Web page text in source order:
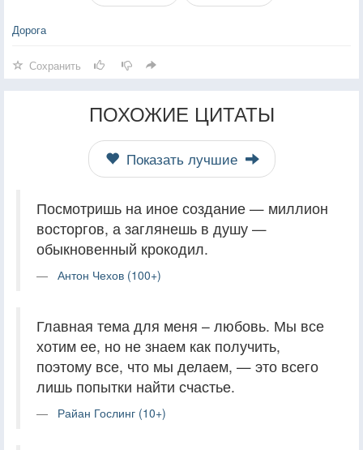
Дорога
Сохранить
ПОХОЖИЕ ЦИТАТЫ
Показать лучшие
Посмотришь на иное создание — миллион
восторгов, а заглянешь в душу —
обыкновенный крокодил.
Антон Чехов (100+)
Главная тема для меня – любовь. Мы все
хотим ее, но не знаем как получить,
поэтому все, что мы делаем, — это всего
лишь попытки найти счастье.
Райан Гослинг (10+)